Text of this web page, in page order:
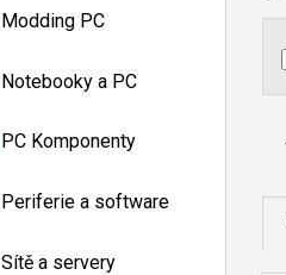
Modding PC
Notebooky a PC
PC Komponenty
Periferie a software
Sítě a servery